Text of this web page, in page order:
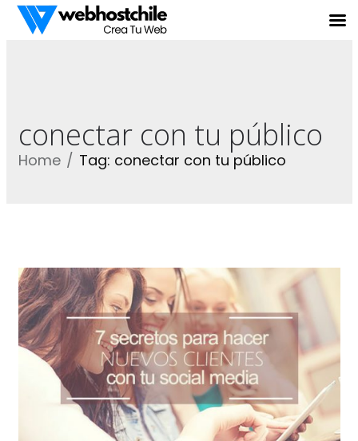
conectar con tu público
Home Tag: conectar con tu público